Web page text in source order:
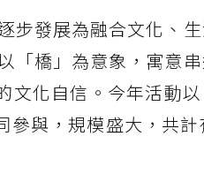
步發展為融合文化、
「橋」為意象，寓意
文化自信。今年活動
參與，規模盛大，共